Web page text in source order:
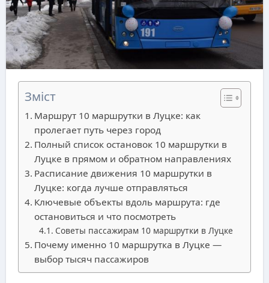
Зміст
Маршрут 10 маршрутки в Луцке: как
пролегает путь через город
Полный список остановок 10 маршрутки в
Луцке в прямом и обратном направлениях
Расписание движения 10 маршрутки в
Луцке: когда лучше отправляться
Ключевые объекты вдоль маршрута: где
остановиться и что посмотреть
Советы пассажирам 10 маршрутки в Луцке
Почему именно 10 маршрутка в Луцке —
выбор тысяч пассажиров